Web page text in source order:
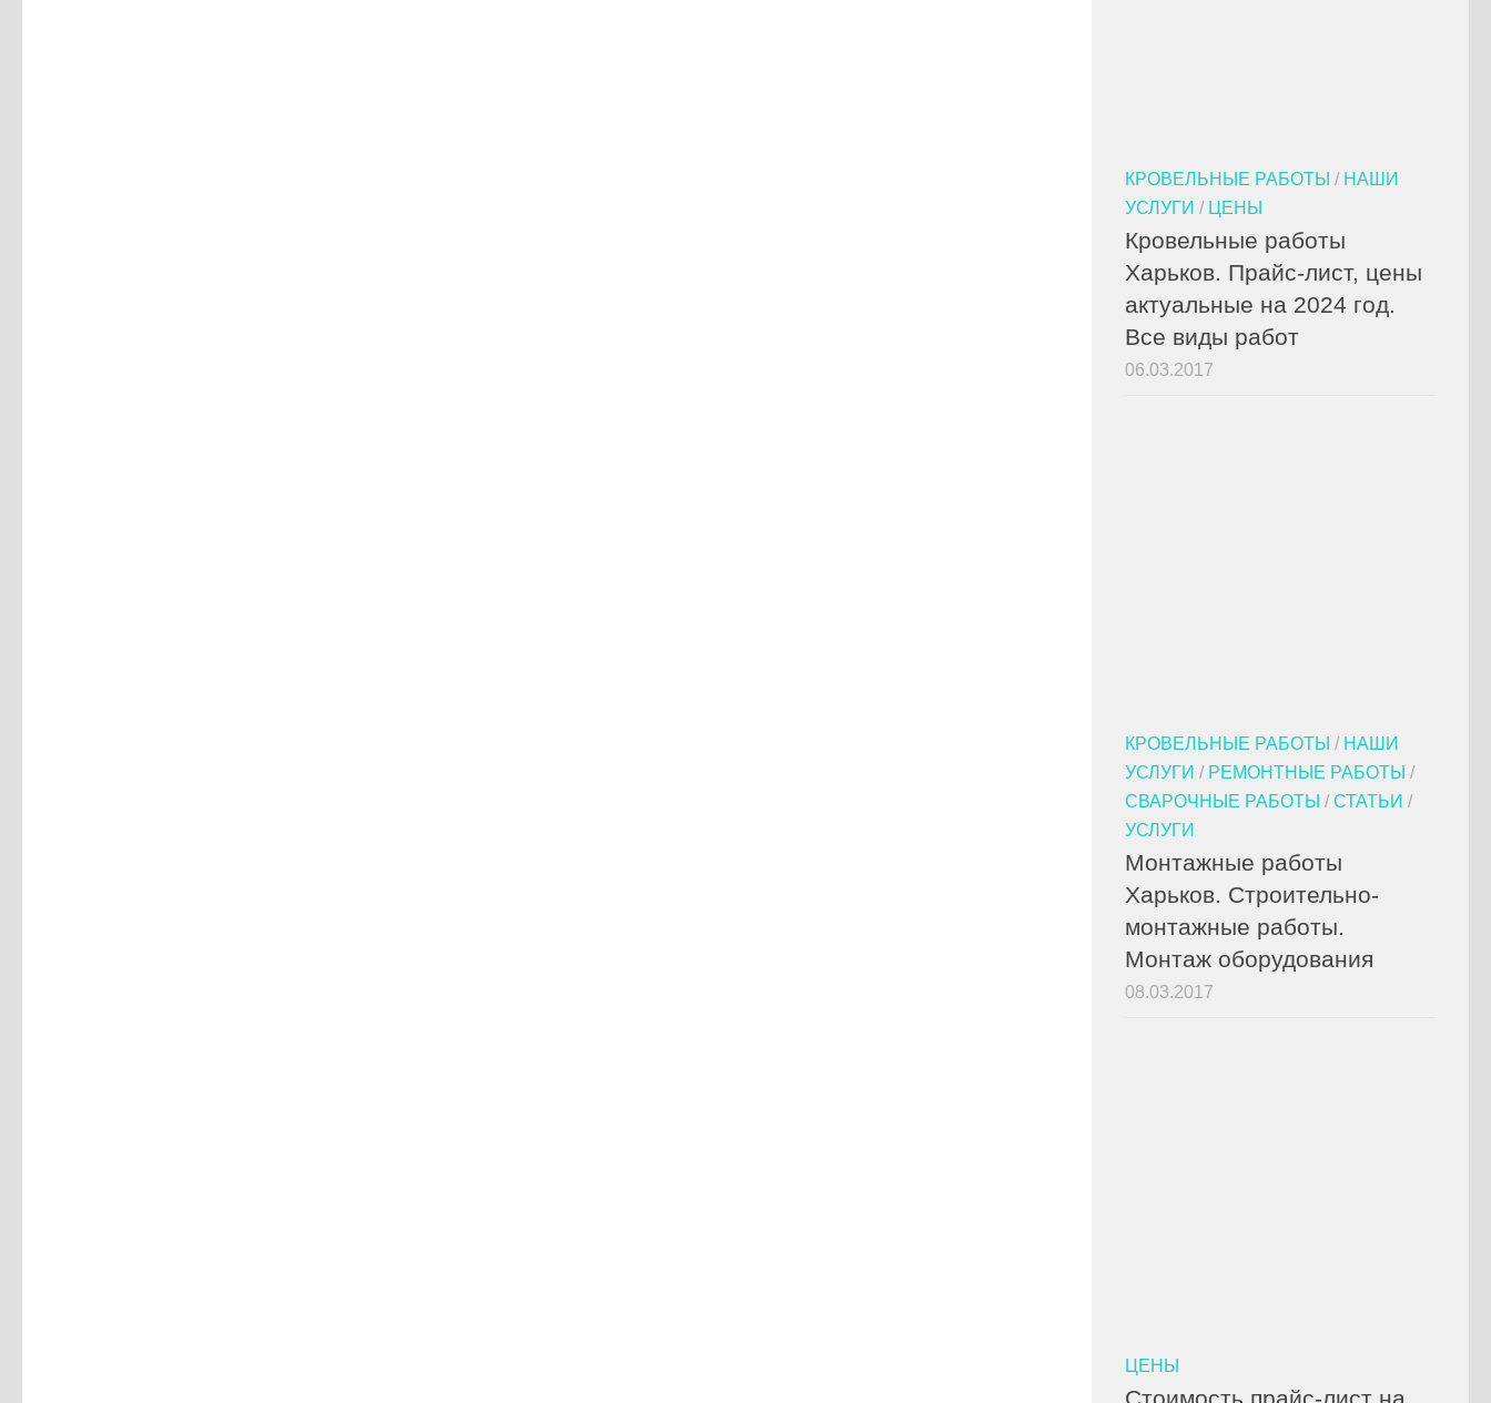
КРОВЕЛЬНЫЕ РАБОТЫ / НАШИ
УСЛУГИ / ЦЕНЫ
Кровельные работы
Харьков. Прайс-лист, цены
актуальные на 2024 год.
Все виды работ
06.03.2017
КРОВЕЛЬНЫЕ РАБОТЫ / НАШИ
УСЛУГИ / РЕМОНТНЫЕ РАБОТЫ /
СВАРОЧНЫЕ РАБОТЫ / СТАТЬИ /
УСЛУГИ
Монтажные работы
Харьков. Строительно-
монтажные работы.
Монтаж оборудования
08.03.2017
ЦЕНЫ